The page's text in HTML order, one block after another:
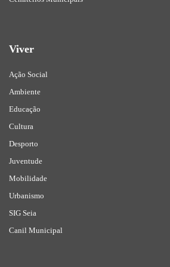
Viver
Ação Social
Ambiente
Educação
Cultura
Desporto
Juventude
Mobilidade
Urbanismo
SIG Seia
Canil Municipal